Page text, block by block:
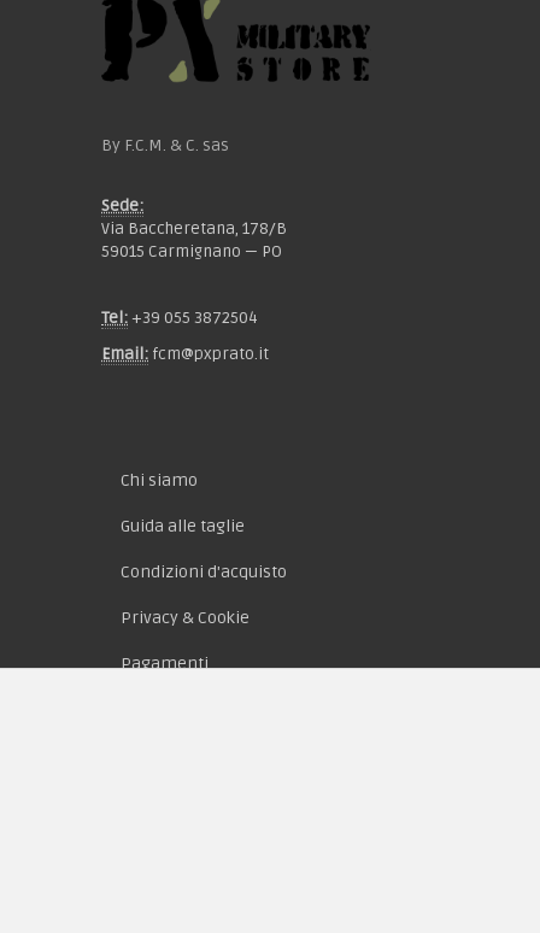
By F.C.M. & C. sas
Sede:
Via Baccheretana, 178/B
59015 Carmignano — PO
Tel: +39 055 3872504
Email: fcm@pxprato.it
Chi siamo
Guida alle taglie
Condizioni d'acquisto
Privacy & Cookie
Pagamenti